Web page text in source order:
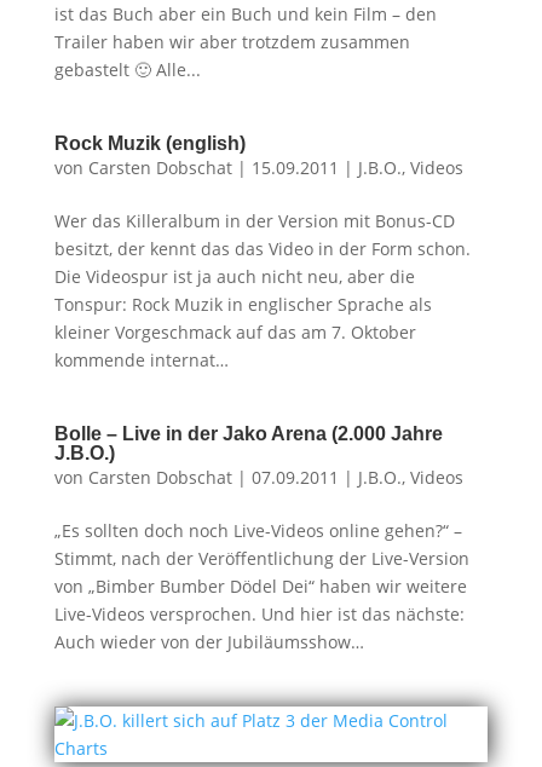
ist das Buch aber ein Buch und kein Film – den
Trailer haben wir aber trotzdem zusammen
gebastelt 🙂 Alle...
Rock Muzik (english)
von Carsten Dobschat| 15.09.2011 | J.B.O., Videos
Wer das Killeralbum in der Version mit Bonus-CD
besitzt, der kennt das das Video in der Form schon.
Die Videospur ist ja auch nicht neu, aber die
Tonspur: Rock Muzik in englischer Sprache als
kleiner Vorgeschmack auf das am 7. Oktober
kommende internat…
Bolle – Live in der Jako Arena (2.000 Jahre
J.B.O.)
von Carsten Dobschat| 07.09.2011 | J.B.O., Videos
„Es sollten doch noch Live-Videos online gehen?“ –
Stimmt, nach der Veröffentlichung der Live-Version
von „Bimber Bumber Dödel Dei“ haben wir weitere
Live-Videos versprochen. Und hier ist das nächste:
Auch wieder von der Jubiläumsshow…